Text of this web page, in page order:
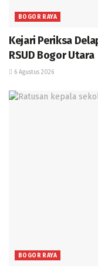
BOGOR RAYA
Kejari Periksa
RSUD Bogor Utara
6 Agustus 2026
BOGOR RAYA